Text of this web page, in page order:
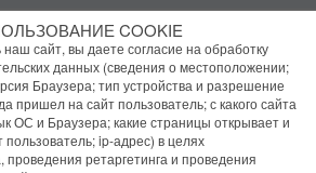
COOKIE
сайт, вы даете согласие на обработку
данных (сведения о местоположении;
Браузера; тип устройства и разрешение
пришел на сайт пользователь; с какого сайта
ОС и Браузера; какие страницы открывает и
пользователь; ip-адрес) в целях
ретаргетинга и проведения